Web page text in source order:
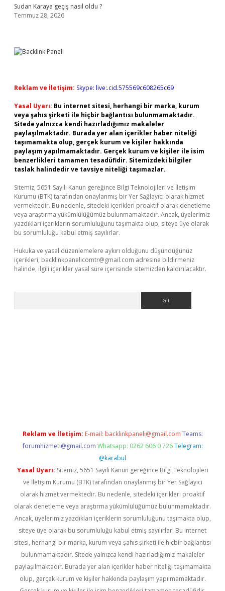
Sudan Karaya geçiş nasıl oldu ?
Temmuz 28, 2026
Reklam ve İletişim: Skype: live:.cid.575569c608265c69
Yasal Uyarı: Bu internet sitesi, herhangi bir marka, kurum
veya şahıs şirketi ile hiçbir bağlantısı bulunmamaktadır.
Sitede yalnızca kendi hazırladığımız makaleler
paylaşılmaktadır. Burada yer alan içerikler haber niteliği
taşımamakta olup, gerçek kurum ve kişiler hakkında
paylaşım yapılmamaktadır. Gerçek kurum ve kişiler ile isim
benzerlikleri tamamen tesadüfidir. Sitemizdeki bilgiler
taslak halindedir ve tavsiye niteliği taşımazlar.
Sitemiz, 5651 Sayılı Kanun gereğince Bilgi Teknolojileri ve İletişim
Kurumu (BTK) tarafından onaylanmış bir Yer Sağlayıcı olarak hizmet
vermektedir. Bu nedenle, sitedeki içerikleri proaktif olarak denetleme
veya araştırma yükümlülüğümüz bulunmamaktadır. Ancak, üyelerimiz
yazdıkları içeriklerin sorumluluğunu taşımakta olup, siteye üye olarak
bu sorumluluğu kabul etmiş sayılırlar.
Hukuka ve yasal düzenlemelere aykırı olduğunu düşündüğünüz
içerikleri, backlinkpanelicomtr@gmail.com adresine bildirmeniz
halinde, ilgili içerikler yasal süre içerisinde sitemizden kaldırılacaktır.
Reklam ve İletişim: E-mail: backlinkpaneli@gmail.com Teams:
forumhizmeti@gmail.com Whatsapp: 0262 606 0 726 Telegram:
@karabul
Yasal Uyarı: Sitemiz, 5651 Sayılı Kanun gereğince Bilgi Teknolojileri
ve İletişim Kurumu (BTK) tarafından onaylanmış bir Yer Sağlayıcı
olarak hizmet vermektedir. Bu nedenle, sitedeki içerikleri proaktif
olarak denetleme veya araştırma yükümlülüğümüz bulunmamaktadır.
Ancak, üyelerimiz yazdıkları içeriklerin sorumluluğunu taşımakta olup,
siteye üye olarak bu sorumluluğu kabul etmiş sayılırlar. Bu internet
sitesi, herhangi bir marka, kurum veya şahıs şirketi ile hiçbir bağlantısı
bulunmamaktadır. Sitede yalnızca kendi hazırladığımız makaleler
paylaşılmaktadır. Burada yer alan içerikler haber niteliği taşımamakta
olup, gerçek kurum ve kişiler hakkında paylaşım yapılmamaktadır.